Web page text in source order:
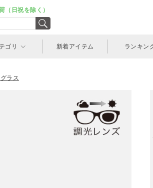
（日祝を除く）
ゴリ 新着アイテム ランキン
ラス